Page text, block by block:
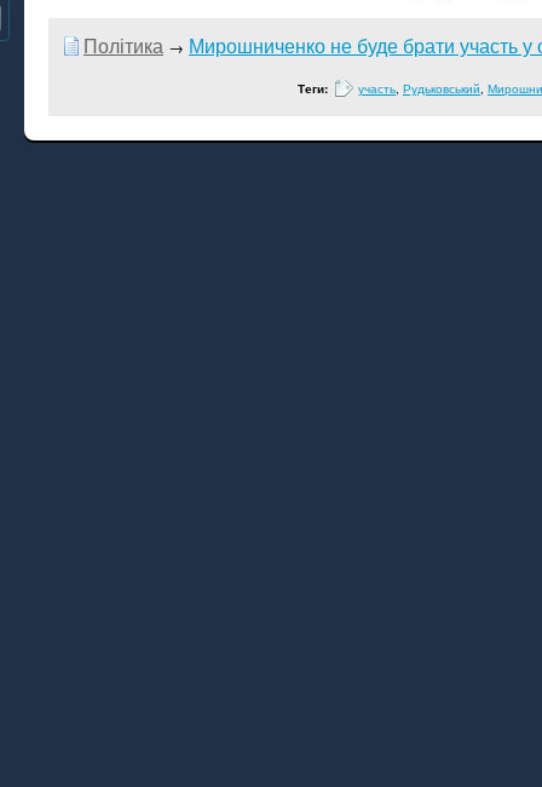
Політика → Мирошниченко не буде брати участь у
Теги: участь, Рудьковський,